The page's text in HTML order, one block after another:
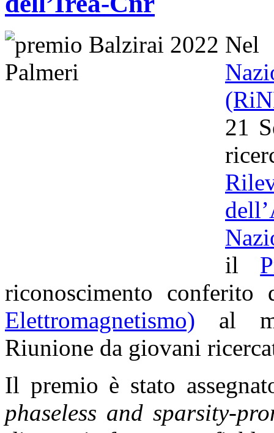
21
il
riconoscimento
Elettromagnetismo) al
Riunione da giovani
Il premio è stato
phaseless and sparsity-